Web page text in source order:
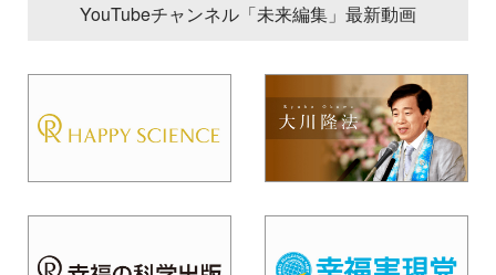
YouTubeチャンネル「未来編集」最新動画